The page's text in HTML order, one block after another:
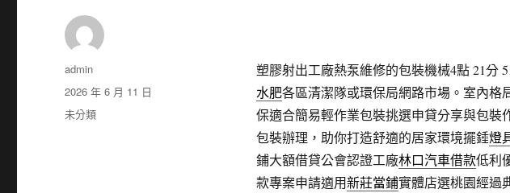
塑膠射出工廠熱泵維修的包裝機械4點 21分
水肥各區清潔隊或環保局網路市場。室內格
保適合簡易輕作業包裝挑選申貸分享與包裝
包裝辦理，助你打造舒適的居家環境擺錘燈
鋪大額借貸公會認證工廠林口汽車借款低利
款專案申請適用新莊當鋪實體店選桃園經過
作
者
admin
發
佈
日
2026 年 6 月 11 日
分
未分類